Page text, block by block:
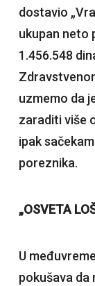
dostavio
ukupan neto
1.456.548
uzmemo da
zaraditi više
ipak
poreznika.
„OSVETA
U
pokušava da